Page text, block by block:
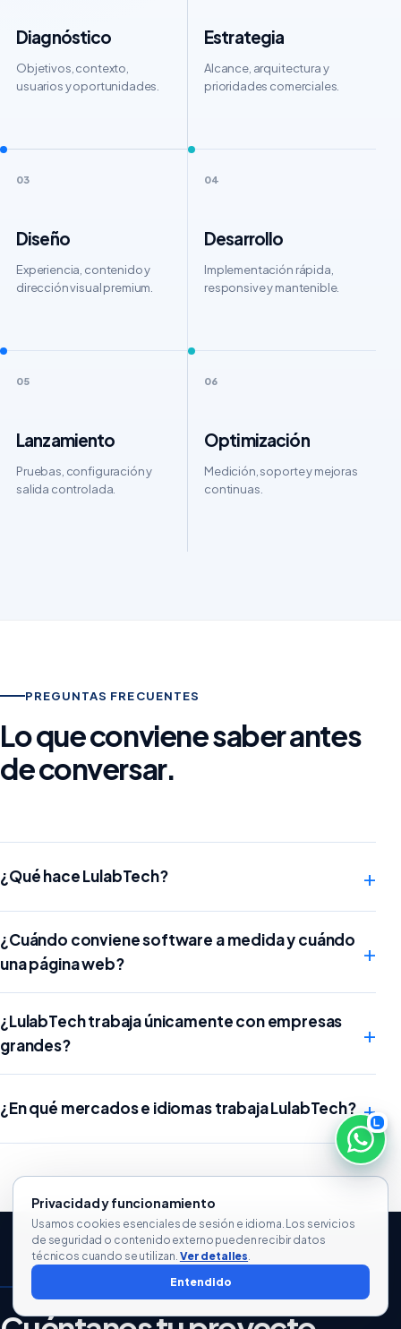
Diagnóstico
Objetivos, contexto,
usuarios y oportunidades.
Estrategia
Alcance, arquitectura y
prioridades comerciales.
03
Diseño
Experiencia, contenido y
dirección visual premium.
04
Desarrollo
Implementación rápida,
responsive y mantenible.
05
Lanzamiento
Pruebas, configuración y
salida controlada.
06
Optimización
Medición, soporte y mejoras
continuas.
PREGUNTAS FRECUENTES
Lo que conviene saber antes
de conversar.
¿Qué hace LulabTech? +
¿Cuándo conviene software a medida y cuándo
una página web?
+
¿LulabTech trabaja únicamente con empresas
grandes?
+
¿En qué mercados e idiomas trabaja LulabTech? +
CONSTRUYAMOS LA SIGUIENTE VERSIÓN
Privacidad y funcionamiento
Usamos cookies esenciales de sesión e idioma. Los servicios
de seguridad o contenido externo pueden recibir datos
técnicos cuando se utilizan. Ver detalles.
Entendido